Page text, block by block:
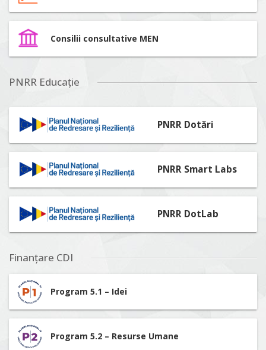
Consilii consultative MEN
PNRR Educație
PNRR Dotări
PNRR Smart Labs
PNRR DotLab
Finanțare CDI
Program 5.1 – Idei
Program 5.2 – Resurse Umane